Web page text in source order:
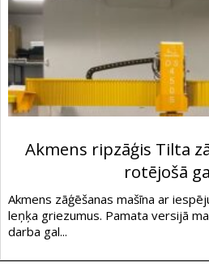
Akmens ripzāģis Tilta
rotējošā
Akmens zāģēšanas mašīna ar
leņķa griezumus. Pamata versijā
darba gal...